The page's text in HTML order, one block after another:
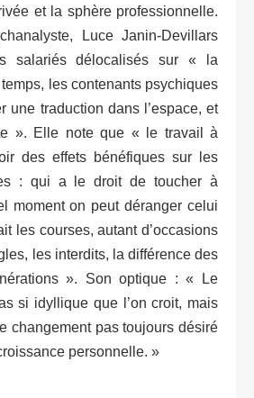
et la sphère professionnelle.
Luce Janin-Devillars
salariés délocalisés sur « la
les contenants psychiques
une traduction dans l’espace, et
». Elle note que « le travail à
des effets bénéfiques sur les
: qui a le droit de toucher à
moment on peut déranger celui
les courses, autant d’occasions
les interdits, la différence des
». Son optique : « Le
si idyllique que l’on croit, mais
changement pas toujours désiré
personnelle. »